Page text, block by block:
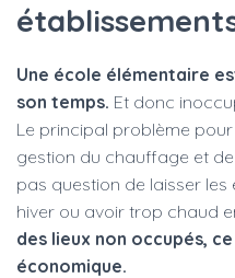
Une école élémentaire
son temps. Et donc
Le principal problème
gestion du chauffage et
pas question de laisser
hiver ou avoir trop chaud
des lieux non occupés,
économique.